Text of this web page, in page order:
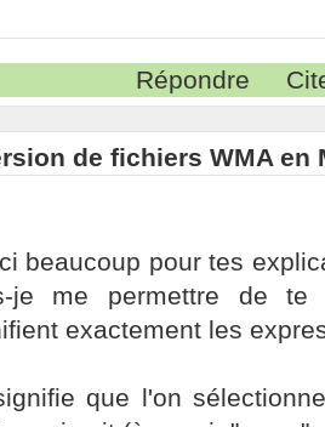
Répondre
de fichiers WMA en
beaucoup pour tes
je me permettre de te
exactement les
que l'on